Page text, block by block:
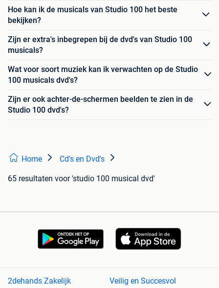
Hoe kan ik de musicals van Studio 100 het beste
bekijken?
Zijn er extra's inbegrepen bij de dvd's van Studio 100
musicals?
Wat voor soort muziek kan ik verwachten op de Studio
100 musicals dvd's?
Zijn er ook achter-de-schermen beelden te zien in de
Studio 100 dvd's?
Home Cd's en Dvd's
65 resultaten voor 'studio 100 musical dvd'
2dehands Zakelijk Veilig en Succesvol